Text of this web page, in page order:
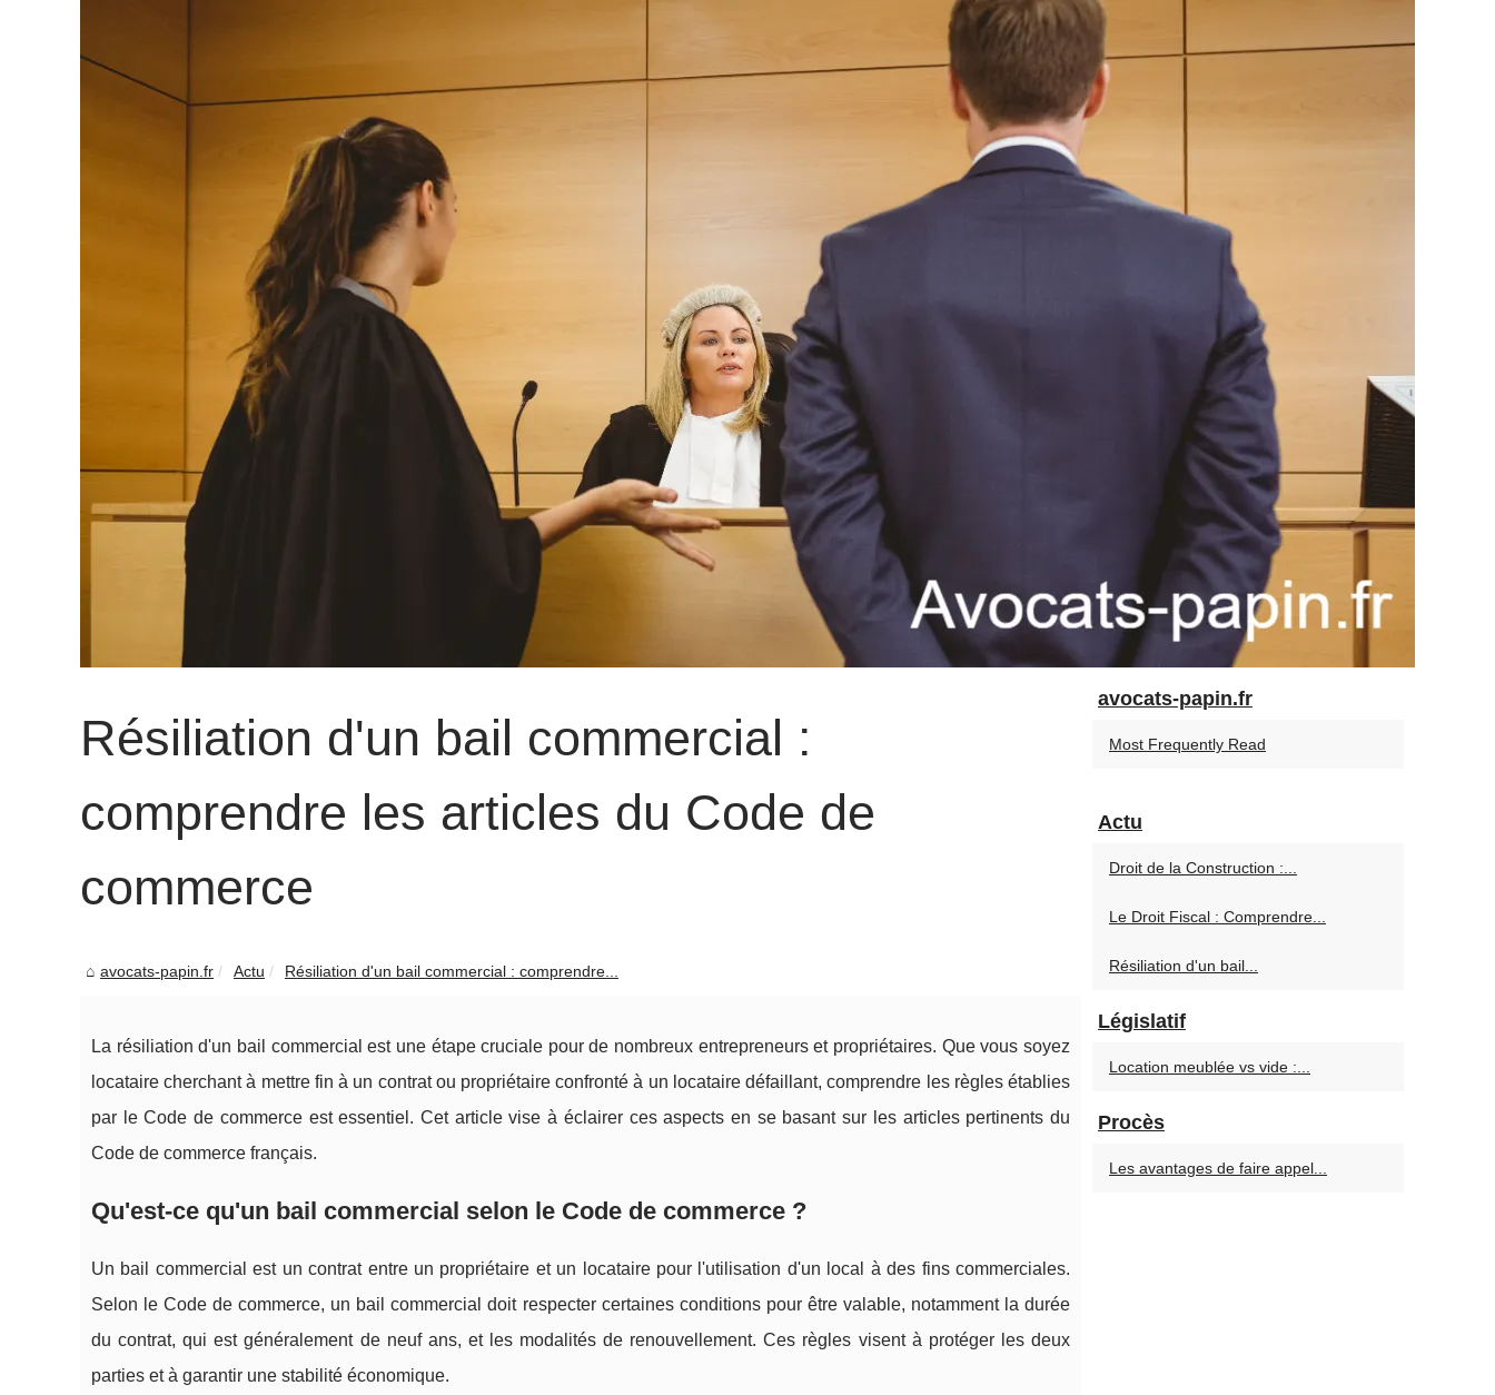
Résiliation d'un bail commercial :
comprendre les articles du Code de
commerce
avocats-papin.fr Actu Résiliation d'un bail commercial : comprendre...
La résiliation d'un bail commercial est une étape cruciale pour de nombreux entrepreneurs et propriétaires. Que vous soyez
locataire cherchant à mettre fin à un contrat ou propriétaire confronté à un locataire défaillant, comprendre les règles établies
par le Code de commerce est essentiel. Cet article vise à éclairer ces aspects en se basant sur les articles pertinents du
Code de commerce français.
Qu'est-ce qu'un bail commercial selon le Code de commerce ?
Un bail commercial est un contrat entre un propriétaire et un locataire pour l'utilisation d'un local à des fins commerciales.
Selon le Code de commerce, un bail commercial doit respecter certaines conditions pour être valable, notamment la durée
du contrat, qui est généralement de neuf ans, et les modalités de renouvellement. Ces règles visent à protéger les deux
parties et à garantir une stabilité économique.
avocats-papin.fr
Most Frequently Read
Actu
Droit de la Construction :...
Le Droit Fiscal : Comprendre...
Résiliation d'un bail...
Législatif
Location meublée vs vide :...
Procès
Les avantages de faire appel...